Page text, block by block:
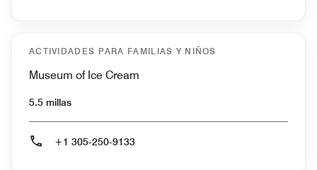
ACTIVIDADES PARA FAMILIAS Y NIÑOS
Museum of Ice Cream
5.5 millas
+1 305-250-9133